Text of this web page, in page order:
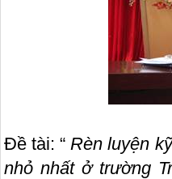
Đề tài: “Rèn luyện
nhỏ nhất ở trường